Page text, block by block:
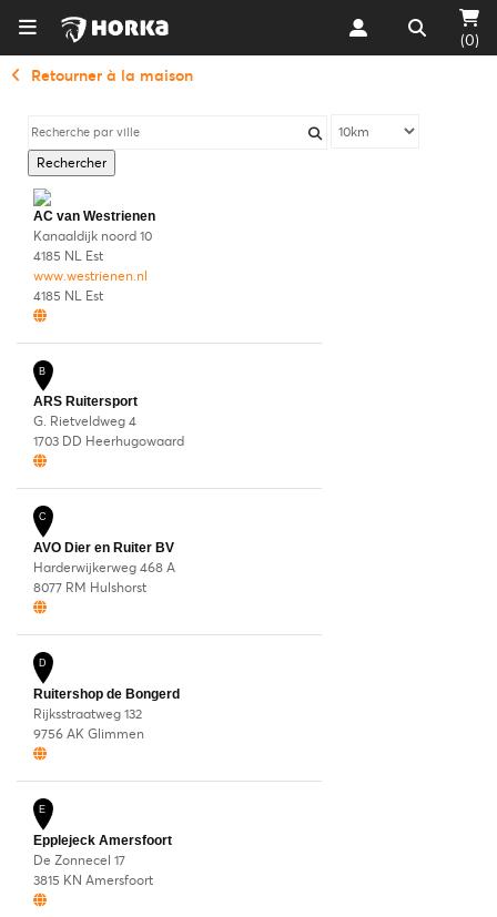
(0)
Retourner à la maison
Rechercher
A
AC van Westrienen
Kanaaldijk noord 10
4185 NL Est
www.westrienen.nl
4185 NL Est
B
ARS Ruitersport
G. Rietveldweg 4
1703 DD Heerhugowaard
C
AVO Dier en Ruiter BV
Harderwijkerweg 468 A
8077 RM Hulshorst
D
Ruitershop de Bongerd
Rijksstraatweg 132
9756 AK Glimmen
E
Epplejeck Amersfoort
De Zonnecel 17
3815 KN Amersfoort